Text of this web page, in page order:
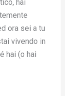
hai
ora sei a tu
vivendo in
hai (o hai